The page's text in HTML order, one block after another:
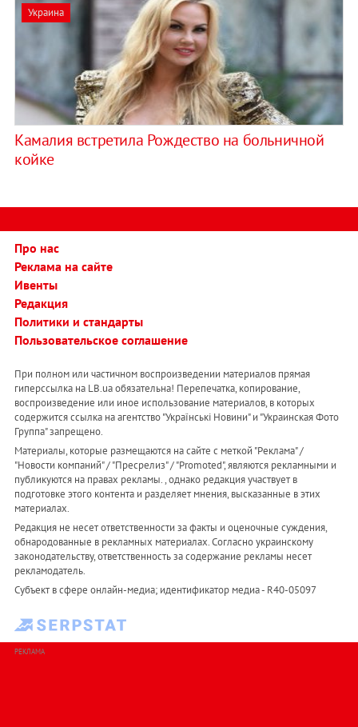
Украина
Камалия встретила Рождество на больничной
койке
Про нас
Реклама на сайте
Ивенты
Редакция
Политики и стандарты
Пользовательское соглашение
При полном или частичном воспроизведении материалов прямая
гиперссылка на LB.ua обязательна! Перепечатка, копирование,
воспроизведение или иное использование материалов, в которых
содержится ссылка на агентство "Українськi Новини" и "Украинская Фото
Группа" запрещено.
Материалы, которые размещаются на сайте с меткой "Реклама" /
"Новости компаний" / "Пресрелиз" / "Promoted", являются рекламными и
публикуются на правах рекламы. , однако редакция участвует в
подготовке этого контента и разделяет мнения, высказанные в этих
материалах.
Редакция не несет ответственности за факты и оценочные суждения,
обнародованные в рекламных материалах. Согласно украинскому
законодательству, ответственность за содержание рекламы несет
рекламодатель.
Субъект в сфере онлайн-медиа; идентификатор медиа - R40-05097
РЕКЛАМА